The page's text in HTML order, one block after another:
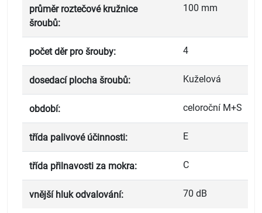
průměr roztečové kružnice
šroubů:
100 mm
počet děr pro šrouby: 4
dosedací plocha šroubů: Kuželová
období: celoroční M+S
třída palivové účinnosti: E
třída přilnavosti za mokra: C
vnější hluk odvalování: 70 dB